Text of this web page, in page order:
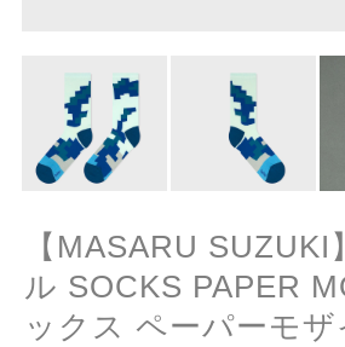
【MASARU SUZUKI
ル SOCKS PAPER
ックス ペーパーモザ